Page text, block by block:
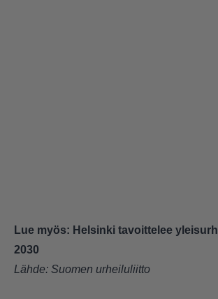
Lue myös: Helsinki tavoittelee
2030
Lähde: Suomen urheiluliitto